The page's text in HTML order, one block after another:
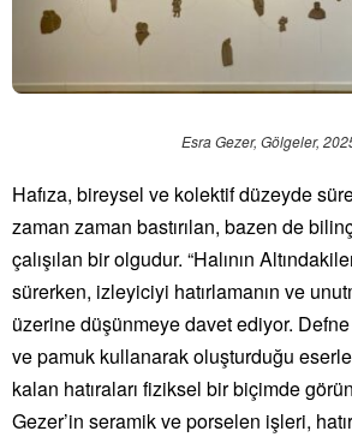
Esra Gezer, Gölgeler,
Hafıza, bireysel ve kolektif düzeyde
zaman zaman bastırılan, bazen de
çalışılan bir olgudur. “Halının
sürerken, izleyiciyi hatırlamanın ve
üzerine düşünmeye davet ediyor. Defne
ve pamuk kullanarak oluşturduğu
kalan hatıraları fiziksel bir biçimde
Gezer’in seramik ve porselen işleri,